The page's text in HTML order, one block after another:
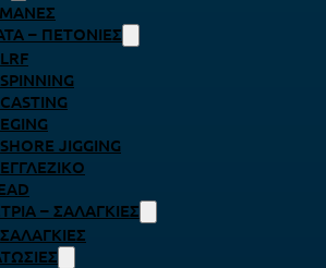
– ΠΕΤΟΝΙΈΣ
LRF
SPINNING
CASTING
EGING
SHORE JIGGING
ΕΓΓΛΈΖΙΚΟ
– ΣΑΛΑΓΚΙΈΣ
ΣΑΛΑΓΚΙΈΣ